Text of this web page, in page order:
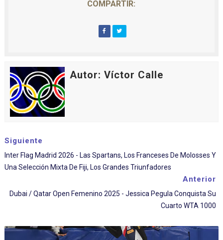
COMPARTIR:
Autor: Víctor Calle
Siguiente
Inter Flag Madrid 2026 - Las Spartans, Los Franceses De Molosses Y
Una Selección Mixta De Fiji, Los Grandes Triunfadores
Anterior
Dubai / Qatar Open Femenino 2025 - Jessica Pegula Conquista Su
Cuarto WTA 1000